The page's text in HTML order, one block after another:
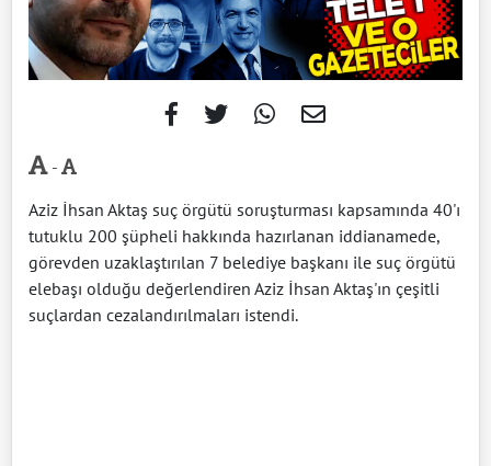
-
Aziz İhsan Aktaş suç örgütü soruşturması kapsamında 40'ı
tutuklu 200 şüpheli hakkında hazırlanan iddianamede,
görevden uzaklaştırılan 7 belediye başkanı ile suç örgütü
elebaşı olduğu değerlendiren Aziz İhsan Aktaş'ın çeşitli
suçlardan cezalandırılmaları istendi.